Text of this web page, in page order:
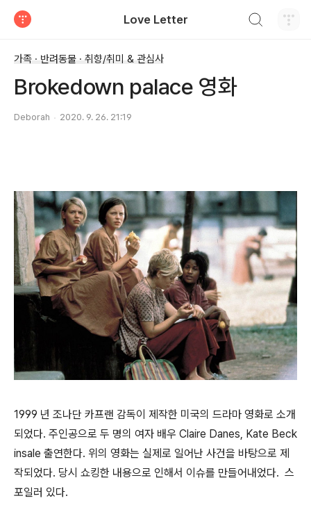
Love Letter
가족 · 반려동물 · 취향/취미 & 관심사
Brokedown palace 영화
Deborah 2020. 9. 26. 21:19
1999 년 조나단 카프랜 감독이 제작한 미국의 드라마 영화로 소개
되었다. 주인공으로 두 명의 여자 배우 Claire Danes, Kate Beck
insale 출연한다. 위의 영화는 실제로 일어난 사건을 바탕으로 제
작되었다. 당시 쇼킹한 내용으로 인해서 이슈를 만들어내었다. 스
포일러 있다.